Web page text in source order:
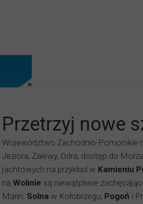
Przetrzyj nowe
Województwo Zachodnio-Pomorskie
Jeziora, Zalewy, Odra, dostęp do
jachtowych na przykład w Kamieniu
na Wolinie są niewątpliwie
Marin: Solna w Kołobrzegu, Pogoń i